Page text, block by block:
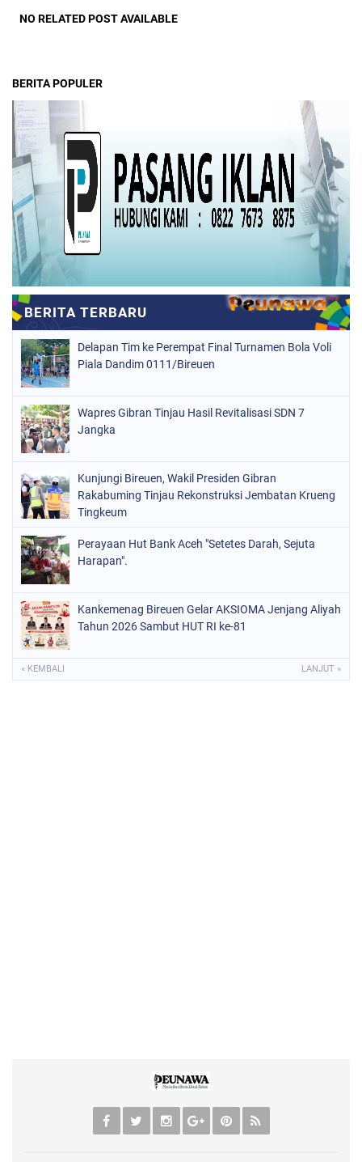
NO RELATED POST AVAILABLE
BERITA POPULER
Delapan Tim ke Perempat Final Turnamen Bola Voli
Piala Dandim 0111/Bireuen
Wapres Gibran Tinjau Hasil Revitalisasi SDN 7
Jangka
Kunjungi Bireuen, Wakil Presiden Gibran
Rakabuming Tinjau Rekonstruksi Jembatan Krueng
Tingkeum
Perayaan Hut Bank Aceh "Setetes Darah, Sejuta
Harapan".
Kankemenag Bireuen Gelar AKSIOMA Jenjang Aliyah
Tahun 2026 Sambut HUT RI ke-81
« KEMBALI LANJUT »